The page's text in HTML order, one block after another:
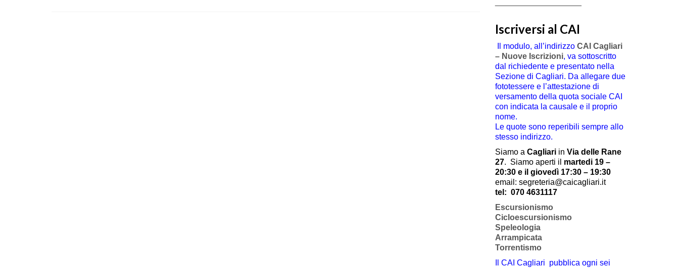
Iscriversi al CAI
Il modulo, all’indirizzo CAI Cagliari
– Nuove Iscrizioni, va sottoscritto
dal richiedente e presentato nella
Sezione di Cagliari. Da allegare due
fototessere e l’attestazione di
versamento della quota sociale CAI
con indicata la causale e il proprio
nome.
Le quote sono reperibili sempre allo
stesso indirizzo.
Siamo a Cagliariin Via delle Rane
27. Siamo aperti il martedi 19 –
20:30 e il giovedì 17:30 – 19:30
email: segreteria@caicagliari.it
tel: 070 4631117
Escursionismo
Cicloescursionismo
Speleologia
Arrampicata
Torrentismo
Il CAI Cagliari pubblica ogni sei